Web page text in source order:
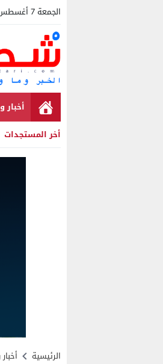
الجمعة 7 أغسطس 2026 - 3:24 صباحًا
أخبار
أخر المستجدات
الرئيسية